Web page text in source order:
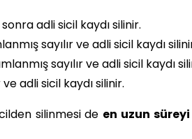
sonra adli sicil kaydı silinir.
sayılır ve adli sicil kaydı
sayılır ve adli sicil kaydı
adli sicil kaydı silinir.
silinmesi de en uzun süreyi